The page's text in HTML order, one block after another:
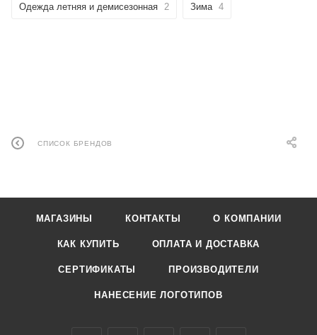
Одежда летняя и демисезонная 2 Зима 4
СПИСОК БРЕНДОВ
МАГАЗИНЫ КОНТАКТЫ О КОМПАНИИ
КАК КУПИТЬ ОПЛАТА И ДОСТАВКА
СЕРТИФИКАТЫ ПРОИЗВОДИТЕЛИ
НАНЕСЕНИЕ ЛОГОТИПОВ